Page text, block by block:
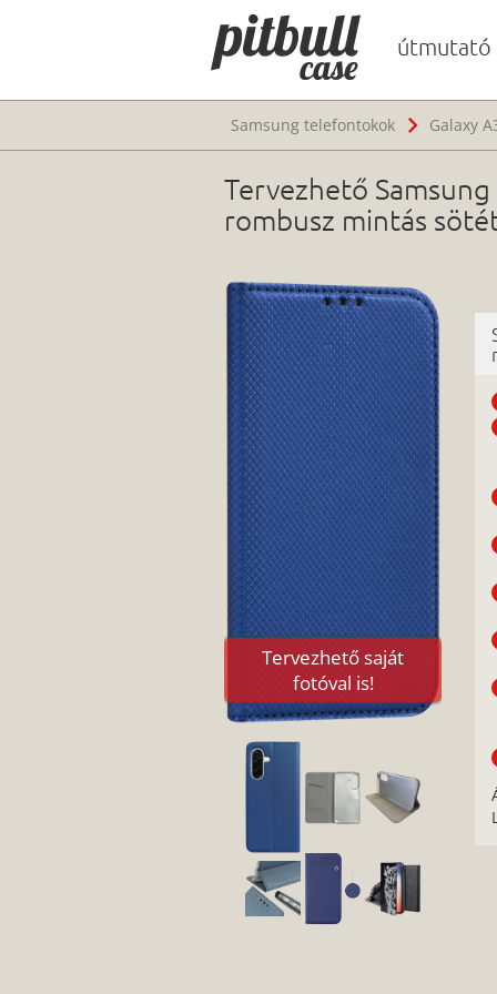
útmutató
Samsung telefontokok Galaxy
Tervezhető
rombusz mintás
Tervezhető saját
fotóval is!